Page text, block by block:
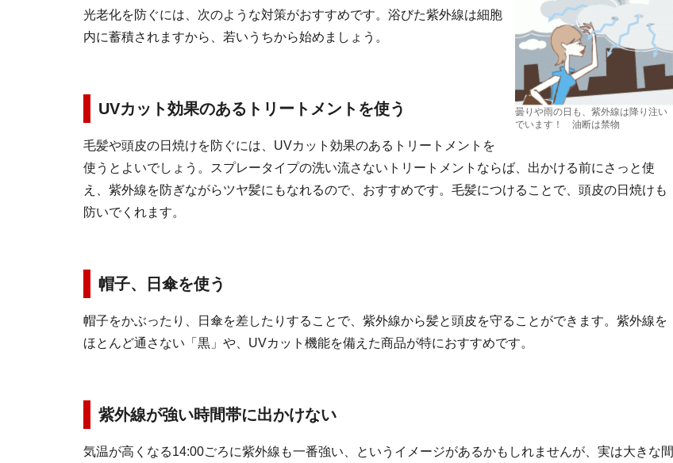
曇りや雨の日も、紫外線は降り注い
でいます！ 油断は禁物
光老化を防ぐには、次のような対策がおすすめです。浴びた紫外線は細胞
内に蓄積されますから、若いうちから始めましょう。
UVカット効果のあるトリートメントを使う
毛髪や頭皮の日焼けを防ぐには、UVカット効果のあるトリートメントを
使うとよいでしょう。スプレータイプの洗い流さないトリートメントならば、出かける前にさっと使
え、紫外線を防ぎながらツヤ髪にもなれるので、おすすめです。毛髪につけることで、頭皮の日焼けも
防いでくれます。
帽子、日傘を使う
帽子をかぶったり、日傘を差したりすることで、紫外線から髪と頭皮を守ることができます。紫外線を
ほとんど通さない「黒」や、UVカット機能を備えた商品が特におすすめです。
紫外線が強い時間帯に出かけない
気温が高くなる14:00ごろに紫外線も一番強い、というイメージがあるかもしれませんが、実は大きな間